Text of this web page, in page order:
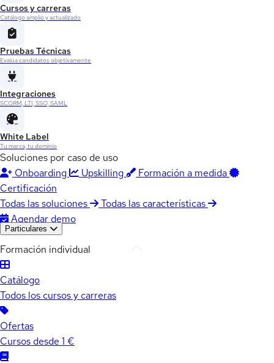
Cursos y carreras
Catálogo amplio y actualizado
Pruebas Técnicas
Evalúa candidatos objetivamente
Integraciones
SCORM, LTI, SSO, SAML
White Label
Tu marca, tu dominio
Soluciones por caso de uso
Onboarding
Upskilling
Formación a medida
Certificación
Todas las soluciones
Todas las características
Agendar demo
Particulares
Formación individual
Catálogo
Todos los cursos y carreras
Ofertas
Cursos desde 1 €